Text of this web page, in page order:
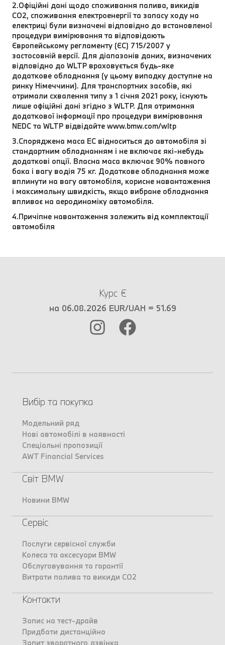
2.Офіційні дані щодо споживання палива, викидів
CO2, споживання електроенергії та запасу ходу на
електриці були визначені відповідно до встановленої
процедури вимірювання та відповідають
Європейському регламенту (ЄС) 715/2007 у
застосовній версії. Для діапазонів даних, визначених
відповідно до WLTP враховується будь-яке
додаткове обладнання (у цьому випадку доступне на
ринку Німеччини). Для транспортних засобів, які
отримали схвалення типу з 1 січня 2021 року, існують
лише офіційні дані згідно з WLTP. Для отримання
додаткової інформації про процедури вимірювання
NEDC та WLTP відвідайте www.bmw.com/wltp
3.Споряджена маса EC відноситься до автомобіля зі
стандартним обладнанням і не включає які-небудь
додаткові опції. Власна маса включає 90% повного
бака і вагу водія 75 кг. Додаткове обладнання може
вплинути на вагу автомобіля, корисне навантаження
і максимальну швидкість, якщо вибране обладнання
впливає на аеродинаміку автомобіля.
4.Причіпне навантаження залежить від комплектації
автомобіля
Курс €
на 06.08.2026 EUR/UAH = 51.69
Вибір та покупка
Модельний ряд
Нові автомобілі в наявності
Спеціальні пропозиції
AWT Financial Services
Світ BMW
Новини BMW
Сервіс
Послуги сервісної служби
Колеса та аксесуари BMW
Обслуговування та гарантії
Витрати палива та викиди CO2
Контакти
Запис на тест-драйв
Придбати дистанційно
Запит зворотного дзвінка